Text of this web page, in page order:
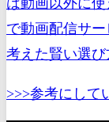
で動画配信サ
考えた賢い選
>>>参考にして